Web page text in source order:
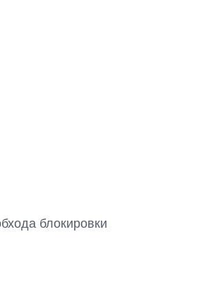
блокировки